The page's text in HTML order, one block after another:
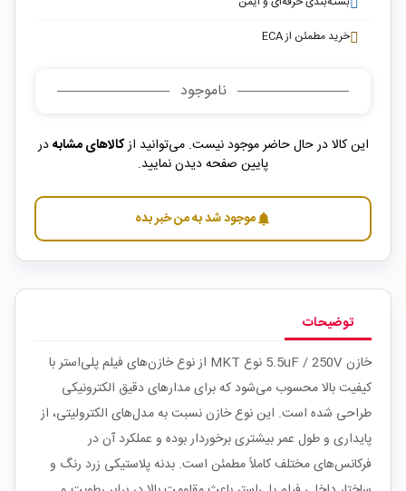
خرید مطمئن از ECA
ناموجود
این کالا در حال حاضر موجود نیست. می‌توانید ازکالاهای مشابهدر
پایین صفحه دیدن نمایید.
notificationsموجود شد به من خبر بده
توضیحات
خازن 5.5uF / 250V نوع MKT از نوع خازن‌های فیلم پلی‌استر با
کیفیت بالا محسوب می‌شود که برای مدارهای دقیق الکترونیکی
طراحی شده است. این نوع خازن نسبت به مدل‌های الکترولیتی، از
پایداری و طول عمر بیشتری برخوردار بوده و عملکرد آن در
فرکانس‌های مختلف کاملاً مطمئن است. بدنه پلاستیکی زرد رنگ و